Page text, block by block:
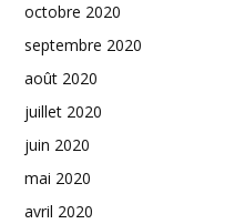
octobre 2020
septembre 2020
août 2020
juillet 2020
juin 2020
mai 2020
avril 2020